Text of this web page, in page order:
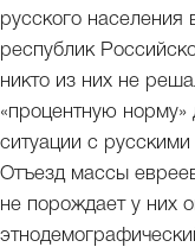
русского населения
республик
никто из них не
«процентную
ситуации с
Отъезд массы
не порождает у них